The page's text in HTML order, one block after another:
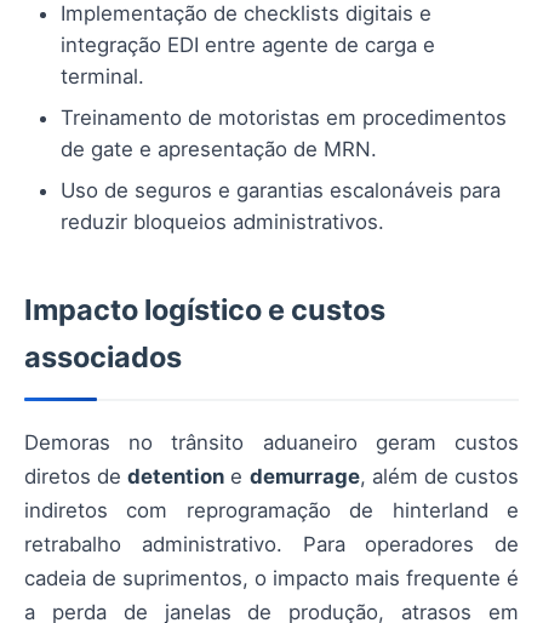
Implementação de checklists digitais e
integração EDI entre agente de carga e
terminal.
Treinamento de motoristas em procedimentos
de gate e apresentação de MRN.
Uso de seguros e garantias escalonáveis para
reduzir bloqueios administrativos.
Impacto logístico e custos
associados
Demoras no trânsito aduaneiro geram custos
diretos dedetention e demurrage, além de custos
indiretos com reprogramação de hinterland e
retrabalho administrativo. Para operadores de
cadeia de suprimentos, o impacto mais frequente é
a perda de janelas de produção, atrasos em